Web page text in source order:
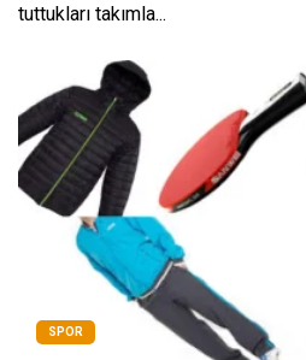
tuttukları takımla...
SPOR